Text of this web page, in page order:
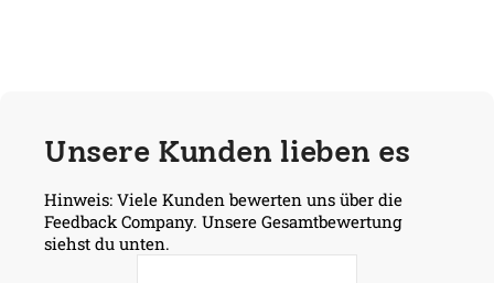
Unsere Kunden lieben es
Hinweis: Viele Kunden bewerten uns über die
Feedback Company. Unsere Gesamtbewertung
siehst du unten.